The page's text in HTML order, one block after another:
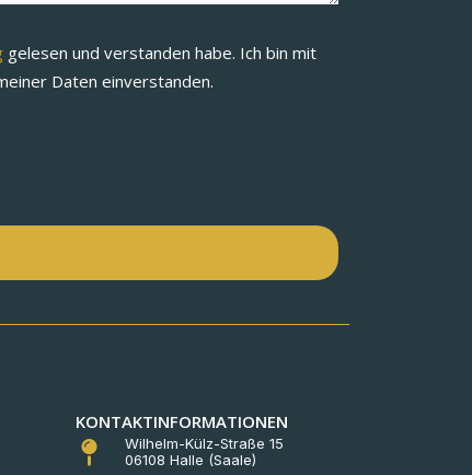
gelesen und verstanden habe. Ich bin mit
Daten einverstanden.
KONTAKTINFORMATIONEN
Wilhelm-Külz-Straße 15
06108 Halle (Saale)